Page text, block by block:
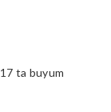
17 ta buyum